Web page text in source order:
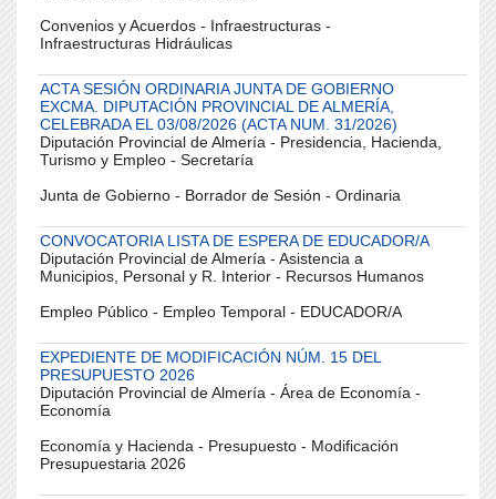
Convenios y Acuerdos - Infraestructuras -
Infraestructuras Hidráulicas
ACTA SESIÓN ORDINARIA JUNTA DE GOBIERNO
EXCMA. DIPUTACIÓN PROVINCIAL DE ALMERÍA,
CELEBRADA EL 03/08/2026 (ACTA NUM. 31/2026)
Diputación Provincial de Almería - Presidencia, Hacienda,
Turismo y Empleo - Secretaría
Junta de Gobierno - Borrador de Sesión - Ordinaria
CONVOCATORIA LISTA DE ESPERA DE EDUCADOR/A
Diputación Provincial de Almería - Asistencia a
Municipios, Personal y R. Interior - Recursos Humanos
Empleo Público - Empleo Temporal - EDUCADOR/A
EXPEDIENTE DE MODIFICACIÓN NÚM. 15 DEL
PRESUPUESTO 2026
Diputación Provincial de Almería - Área de Economía -
Economía
Economía y Hacienda - Presupuesto - Modificación
Presupuestaria 2026